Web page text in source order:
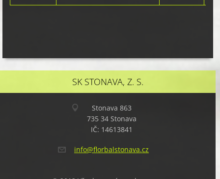
SK STONAVA, Z. S.
Stonava 863
735 34 Stonava
IČ: 14613841
info@florbalstonava.cz